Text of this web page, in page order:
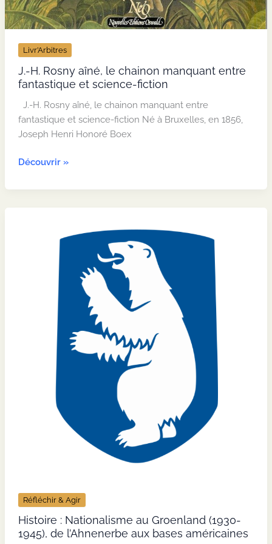
Livr’Arbitres
J.-H. Rosny aîné, le chainon manquant entre
fantastique et science-fiction
J.-H. Rosny aîné, le chainon manquant entre
fantastique et science-fiction Né à Bruxelles, en 1856,
Joseph Henri Honoré Boex
J.-
Rosny
manquant
fantastique
Découvrir »
Réfléchir & Agir
Histoire : Nationalisme au Groenland (1930-
1945), de l’Ahnenerbe aux bases américaines